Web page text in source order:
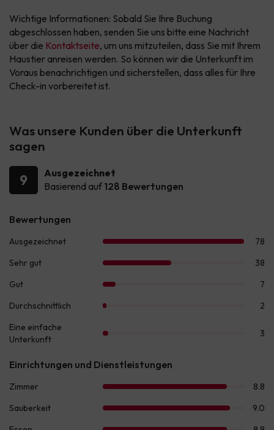
Wichtige Informationen: Sobald Sie Ihre Buchung
abgeschlossen haben, senden Sie uns bitte eine Nachricht
über die Kontaktseite, um uns mitzuteilen, dass Sie mit Ihrem
Haustier anreisen werden. So können wir die Unterkunft im
Voraus benachrichtigen und sicherstellen, dass alles für Ihre
Check-in vorbereitet ist.
Was unsere Kunden über die Unterkunft
sagen
9
Ausgezeichnet
Basierend auf 128 Bewertungen